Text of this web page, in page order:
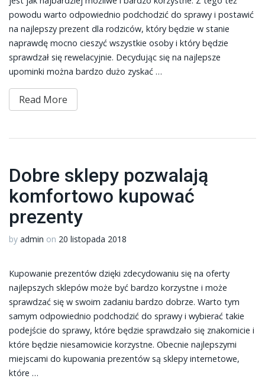
powodu warto odpowiednio podchodzić do sprawy i postawić
na najlepszy prezent dla rodziców, który będzie w stanie
naprawdę mocno cieszyć wszystkie osoby i który będzie
sprawdzał się rewelacyjnie. Decydując się na najlepsze
upominki można bardzo dużo zyskać …
Read More
Dobre sklepy pozwalają
komfortowo kupować
prezenty
by admin on 20 listopada 2018
Kupowanie prezentów dzięki zdecydowaniu się na oferty
najlepszych sklepów może być bardzo korzystne i może
sprawdzać się w swoim zadaniu bardzo dobrze. Warto tym
samym odpowiednio podchodzić do sprawy i wybierać takie
podejście do sprawy, które będzie sprawdzało się znakomicie i
które będzie niesamowicie korzystne. Obecnie najlepszymi
miejscami do kupowania prezentów są sklepy internetowe,
które …